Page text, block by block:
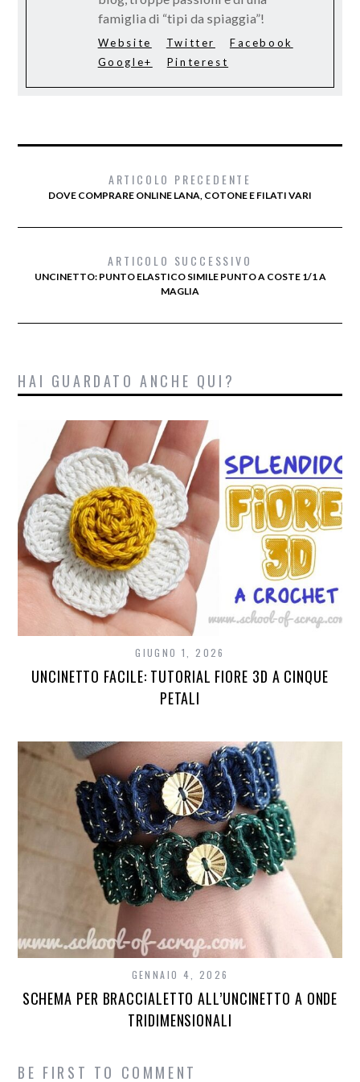
famiglia di “tipi da spiaggia”!
Website Twitter
Facebook
Google+
Pinterest
ARTICOLO PRECEDENTE
DOVE COMPRARE ONLINE LANA, COTONE E FILATI VARI
ARTICOLO SUCCESSIVO
UNCINETTO: PUNTO ELASTICO SIMILE PUNTO A COSTE 1/1 A
MAGLIA
HAI GUARDATO ANCHE QUI?
GIUGNO 1, 2026
UNCINETTO FACILE: TUTORIAL FIORE 3D A CINQUE
PETALI
GENNAIO 4, 2026
SCHEMA PER BRACCIALETTO ALL’UNCINETTO A ONDE
TRIDIMENSIONALI
BE FIRST TO COMMENT